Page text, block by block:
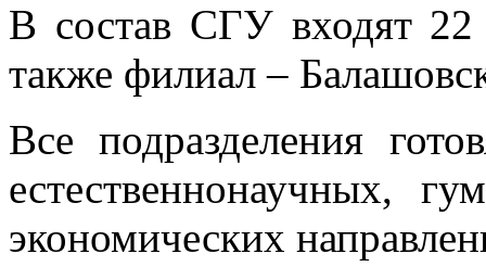
В состав СГУ входят 22
также филиал –
Все подразделения
естественнонаучных,
экономических